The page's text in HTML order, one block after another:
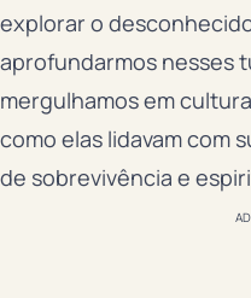
explorar o
aprofundarmos nesses
mergulhamos em
como elas lidavam com
de sobrevivência e